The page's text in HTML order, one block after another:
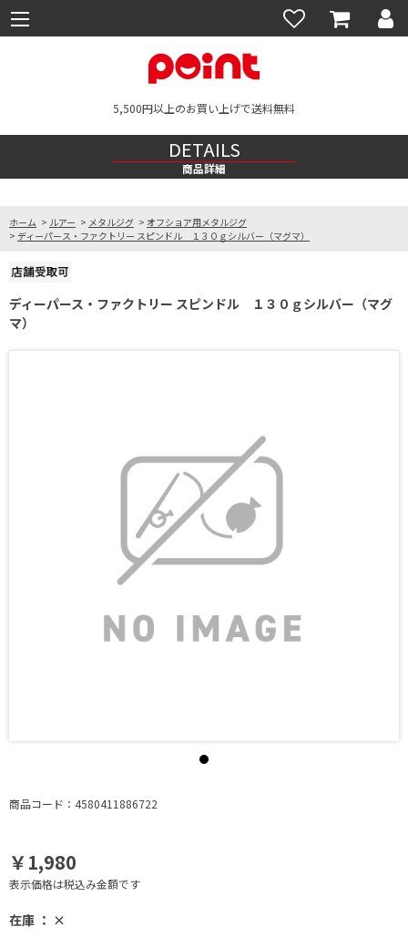
5,500円以上のお買い上げで送料無料
DETAILS
商品詳細
ホーム > ルアー > メタルジグ > オフショア用メタルジグ
> ディーパース・ファクトリー スピンドル １３０ｇシルバー（マグマ）
ディーパース・ファクトリー スピンドル １３０ｇシルバー（マグ
マ）
商品コード：4580411886722
￥1,980
表示価格は税込み金額です
在庫 ： ×